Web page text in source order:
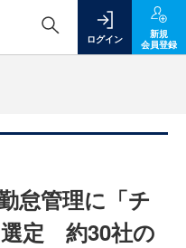
ログイン
新規
会員登録
怠管理に「チ
定 約30社の